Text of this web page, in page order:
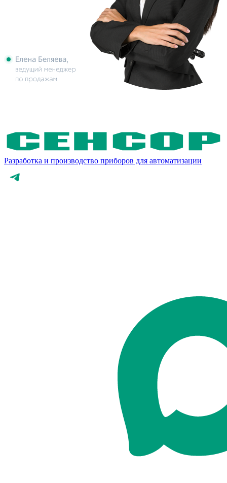
Разработка и производство приборов для автоматизации